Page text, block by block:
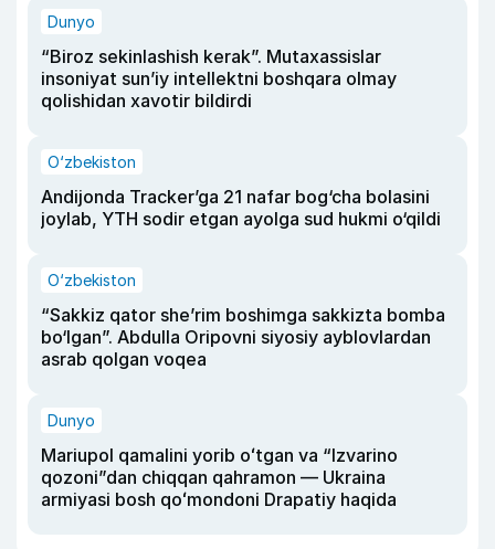
Dunyo
“Biroz sekinlashish kerak”. Mutaxassislar
insoniyat sun’iy intellektni boshqara olmay
qolishidan xavotir bildirdi
O‘zbekiston
Andijonda Tracker’ga 21 nafar bog‘cha bolasini
joylab, YTH sodir etgan ayolga sud hukmi o‘qildi
O‘zbekiston
“Sakkiz qator she’rim boshimga sakkizta bomba
bo‘lgan”. Abdulla Oripovni siyosiy ayblovlardan
asrab qolgan voqea
Dunyo
Mariupol qamalini yorib oʻtgan va “Izvarino
qozoni”dan chiqqan qahramon — Ukraina
armiyasi bosh qoʻmondoni Drapatiy haqida